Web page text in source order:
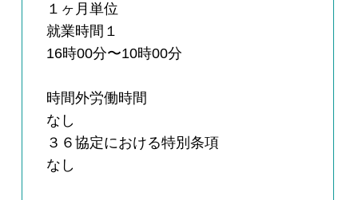
１ヶ月単位
就業時間１
16時00分〜10時00分
時間外労働時間
なし
３６協定における特別条項
なし